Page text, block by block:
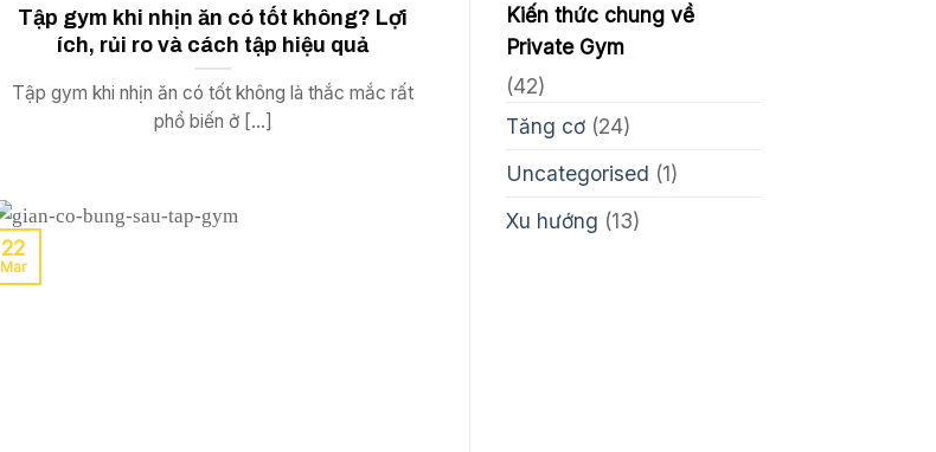
Tập gym khi nhịn ăn có tốt không? Lợi
ích, rủi ro và cách tập hiệu quả
Tập gym khi nhịn ăn có tốt không là thắc mắc rất
phổ biến ở [...]
22
Mar
Phát
Kiến thức chung về
Private Gym
(42)
Tăng cơ(24)
Uncategorised (1)
Xu hướng (13)